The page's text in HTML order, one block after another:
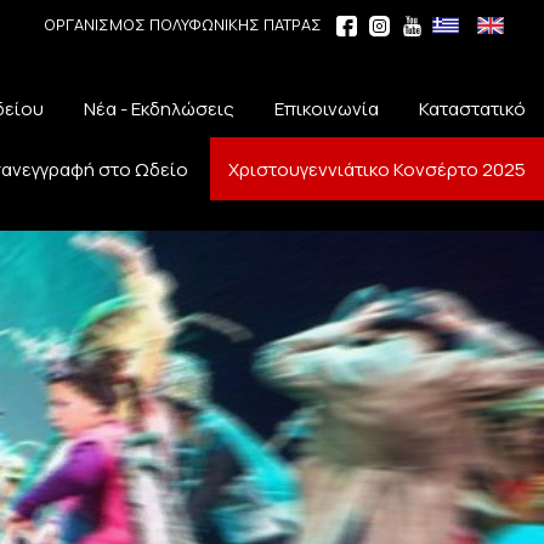
ΟΡΓΑΝΙΣΜΟΣ ΠΟΛΥΦΩΝΙΚΗΣ ΠΑΤΡΑΣ
Νέα - Εκδηλώσεις Επικοινωνία Καταστατικό
στο Ωδείο Χριστουγεννιάτικο Κονσέρτο 2025